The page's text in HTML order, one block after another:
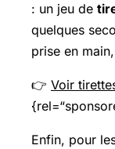
: un jeu de
quelques
prise en
👉 Voir
Enfin, pour